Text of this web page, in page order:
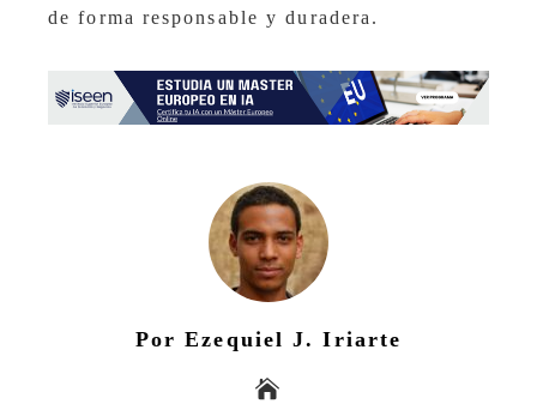
de forma responsable y duradera.
Por Ezequiel J. Iriarte